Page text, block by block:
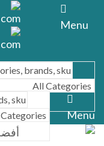
Menu
Menu